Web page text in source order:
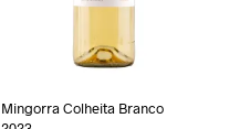
Mingorra Colheita Branco